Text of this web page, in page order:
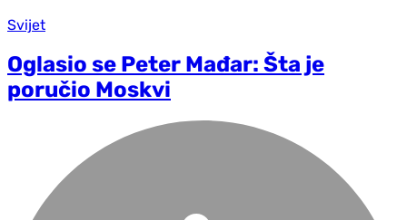
Svijet
Oglasio se Peter Mađar: Šta je
poručio Moskvi